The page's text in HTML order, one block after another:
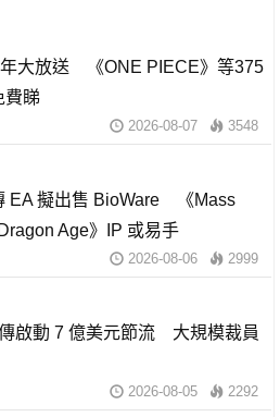
大放送 《ONE PIECE》等375
費睇
2026-08-07 3548
EA 擬出售 BioWare 《Mass
Age》IP 或易手
2026-08-06 2999
啟動 7 億美元節流 大規模裁員
2026-08-05 2292